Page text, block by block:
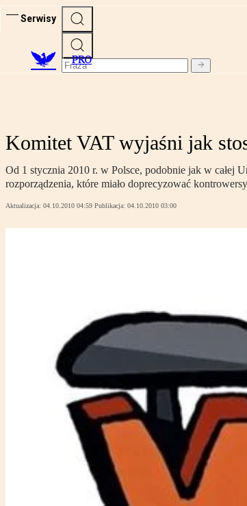
Serwisy
PRO
Komitet VAT wyjaśni jak
Od 1 stycznia 2010 r. w Polsce, podobnie jak w całej
rozporządzenia, które miało doprecyzować
Aktualizacja: 04.10.2010 04:59 Publikacja: 04.10.2010 03:00